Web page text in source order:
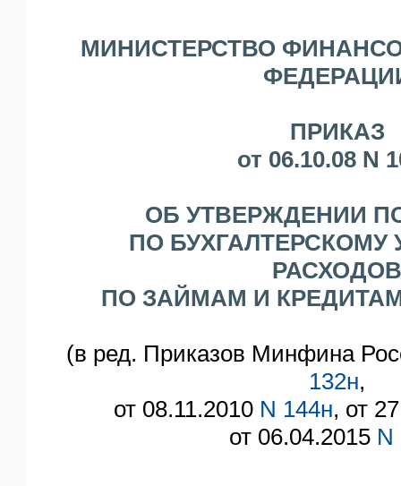
МИНИСТЕРСТВО
ПРИКАЗ
от 06.10.08 N
ОБ УТВЕРЖДЕНИИ
ПО БУХГАЛТЕРСКОМУ
РАСХОДОВ
ПО ЗАЙМАМ И
(в ред. Приказов Минфина
132н,
от 08.11.2010 N 144н, от
от 06.04.2015 N